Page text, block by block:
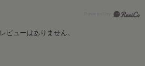
レビューはありません。